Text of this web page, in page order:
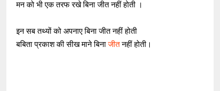
मन को भी एक तरफ रखे बिना जीत नहीं होती ।
इन सब तथ्यों को अपनाए बिना जीत नहीं होती
बबिता प्रकाश की सीख माने बिनाजीतनहीं होती।